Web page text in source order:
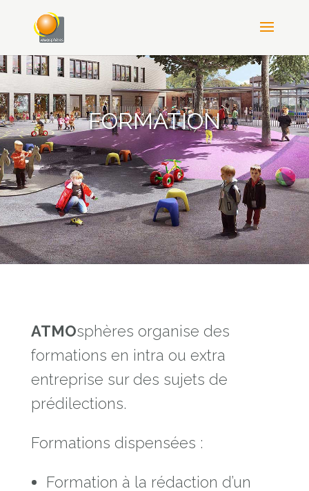
FORMATION
ATMOsphères organise des
formations en intra ou extra
entreprise sur des sujets de
prédilections.
Formations dispensées :
Formation à la rédaction d’un